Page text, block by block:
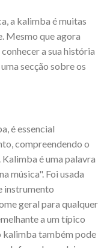
a kalimba é muitas
Mesmo que agora
a sua história
secção sobre os
é essencial
compreendendo o
é uma palavra
música". Foi usada
instrumento
geral para qualquer
a um típico
kalimba também pode